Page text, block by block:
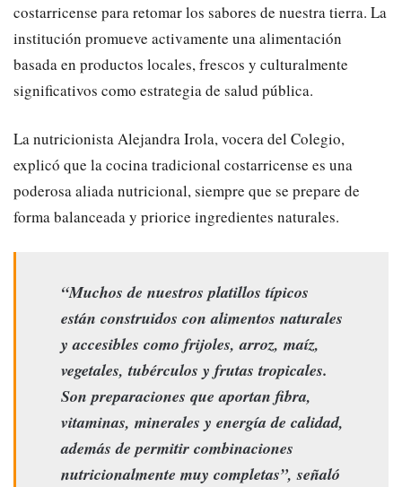
costarricense para retomar los sabores de nuestra tierra. La
institución promueve activamente una alimentación
basada en productos locales, frescos y culturalmente
significativos como estrategia de salud pública.
​La nutricionista Alejandra Irola, vocera del Colegio,
explicó que la cocina tradicional costarricense es una
poderosa aliada nutricional, siempre que se prepare de
forma balanceada y priorice ingredientes naturales.
“Muchos de nuestros platillos típicos
están construidos con alimentos naturales
y accesibles como frijoles, arroz, maíz,
vegetales, tubérculos y frutas tropicales.
Son preparaciones que aportan fibra,
vitaminas, minerales y energía de calidad,
además de permitir combinaciones
nutricionalmente muy completas”, señaló